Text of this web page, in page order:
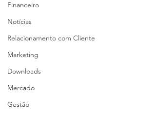
Financeiro
Notícias
Relacionamento com Cliente
Marketing
Downloads
Mercado
Gestão